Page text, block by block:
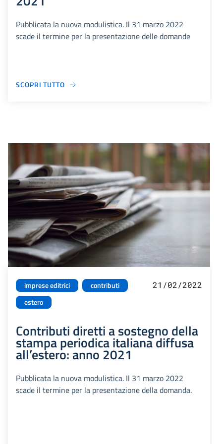
Pubblicata la nuova modulistica. Il 31 marzo 2022
scade il termine per la presentazione delle domande
SCOPRI TUTTO
imprese editrici
contributi
estero
21/02/2022
Contributi diretti a sostegno della
stampa periodica italiana diffusa
all’estero: anno 2021
Pubblicata la nuova modulistica. Il 31 marzo 2022
scade il termine per la presentazione della domanda.